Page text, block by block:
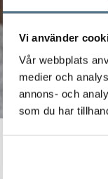
Vi använder
Vår webbplats
medier och
annons- och
som du har